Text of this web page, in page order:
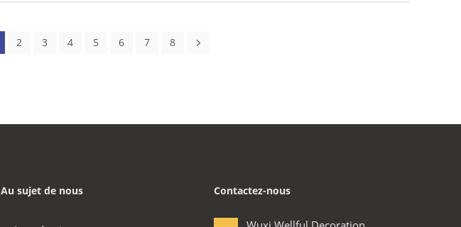
2 3 4 5 6 7 8
Au sujet de nous Contactez-nous